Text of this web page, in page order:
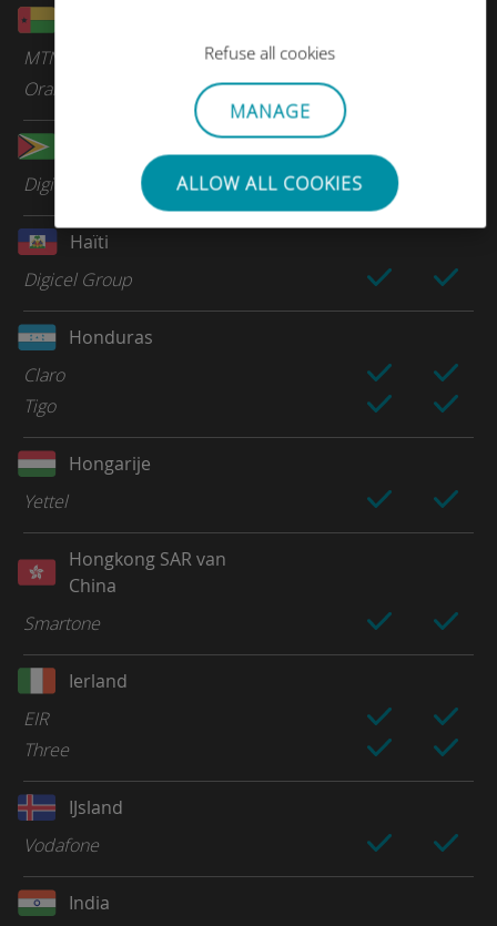
Refuse all cookies
MANAGE
ALLOW ALL COOKIES
MTN
Orange Guinee Bissau
Digicel Group
Haïti
Digicel Group
Honduras
Claro
Tigo
Hongarije
Yettel
Hongkong SAR van
China
Smartone
Ierland
EIR
Three
IJsland
Vodafone
India